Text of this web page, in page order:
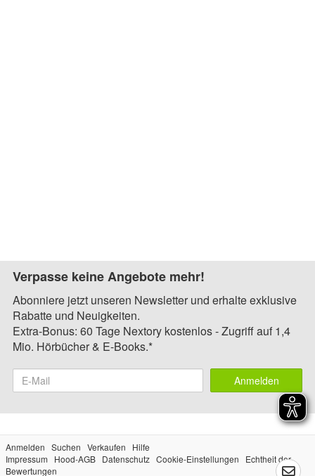
Verpasse keine Angebote mehr!
Abonniere jetzt unseren Newsletter und erhalte exklusive
Rabatte und Neuigkeiten.
Extra-Bonus: 60 Tage Nextory kostenlos - Zugriff auf 1,4
Mio. Hörbücher & E-Books.*
Anmelden
Anmelden Suchen Verkaufen
Hilfe
Impressum
Hood-AGB Datenschutz Cookie-Einstellungen
Echtheit der
Bewertungen